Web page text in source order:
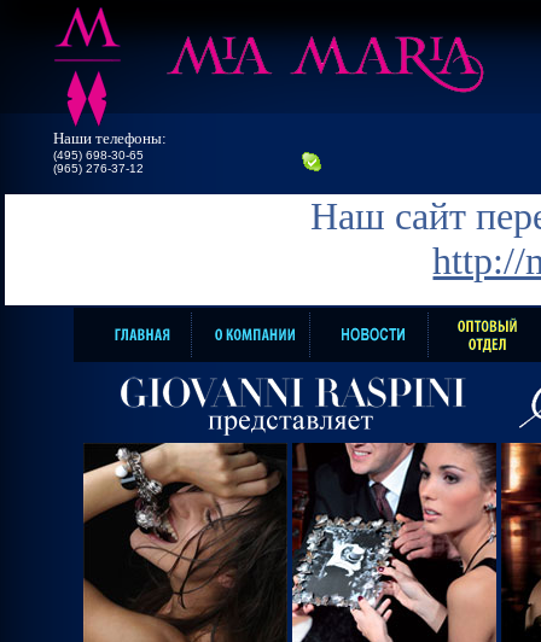
Наши телефоны:
(495) 698-30-65
(965) 276-37-12
Наш сайт
http://